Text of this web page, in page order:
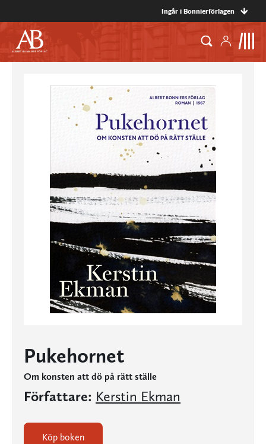
Ingår i Bonnierförlagen
Pukehornet
Om konsten att dö på rätt ställe
Författare: Kerstin Ekman
Köp boken